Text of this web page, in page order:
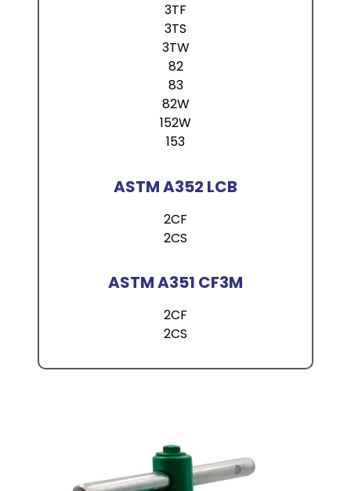
3TF
3TS
3TW
82
83
82W
152W
153
ASTM A352 LCB
2CF
2CS
ASTM A351 CF3M
2CF
2CS